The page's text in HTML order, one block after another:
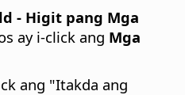
- Higit pang Mga
ay i-click ang Mga
ang "Itakda ang